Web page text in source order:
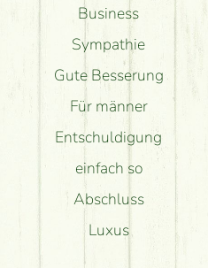
Business
Sympathie
Gute Besserung
Für männer
Entschuldigung
einfach so
Abschluss
Luxus